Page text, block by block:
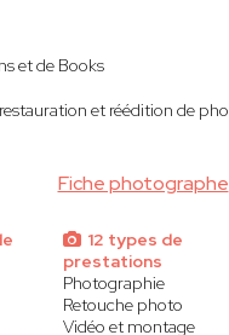
Fiche photographe
et de Books
et réédition de
12 types de
prestations
Photographie
Retouche photo
Vidéo et montage